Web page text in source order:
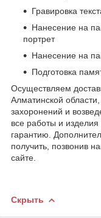
Гравировка
Нанесение на
портрет
Нанесение на
Подготовка
Осуществляем
Алматинской
захоронений и
все работы и
гарантию.
получить, позвонив
сайте.
Скрыть